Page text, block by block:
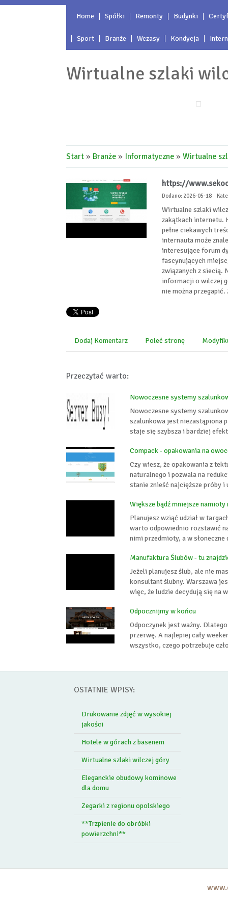
Home Spółki Remonty Budynki
Sport Branże Wczasy Kondycja
Wirtualne szlaki
Start » Branże » Informatyczne » Wirtualne
https://
Dodano: 2026-05-18
Wirtualne szlaki
zakątkach internetu.
pełne ciekawych
internauta może
interesujące forum
fascynujących
związanych z siecią.
informacji o wilczej
nie można
Dodaj Komentarz Poleć stronę
Przeczytać warto:
Nowoczesne systemy
Nowoczesne systemy
szalunkowa jest niezastąpiona
staje się szybsza i bardziej
Compack - opakowania na
Czy wiesz, że opakowania z
naturalnego i pozwala na
stanie znieść najcięższe próby
Większe bądź mniejsze namioty
Planujesz wziąć udział w
warto odpowiednio rozstawić
nimi przedmioty, a w
Manufaktura Ślubów - tu
Jeżeli planujesz ślub, ale nie
konsultant ślubny. Warszawa
więc, że ludzie decydują się
Odpocznijmy w końcu
Odpoczynek jest ważny.
przerwę. A najlepiej cały
wszystko, czego potrzebuje
OSTATNIE WPISY:
Drukowanie zdjęć w wysokiej
jakości
Hotele w górach z basenem
Wirtualne szlaki wilczej góry
Eleganckie obudowy kominowe
dla domu
Zegarki z regionu opolskiego
**Trzpienie do obróbki
powierzchni**